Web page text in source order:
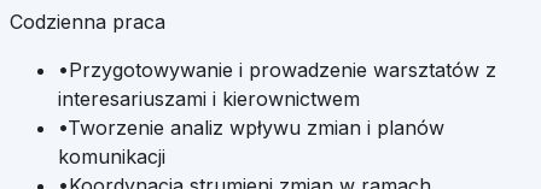
Codzienna praca
•Przygotowywanie i prowadzenie warsztatów z
interesariuszami i kierownictwem
•Tworzenie analiz wpływu zmian i planów
komunikacji